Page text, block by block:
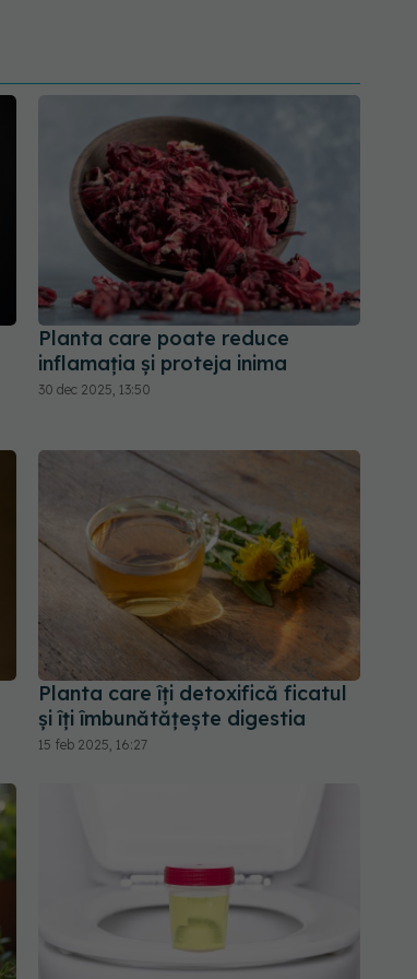
Planta care poate reduce
inflamația și proteja inima
30 dec 2025, 13:50
Planta care îți detoxifică ficatul
și îți îmbunătățește digestia
15 feb 2025, 16:27